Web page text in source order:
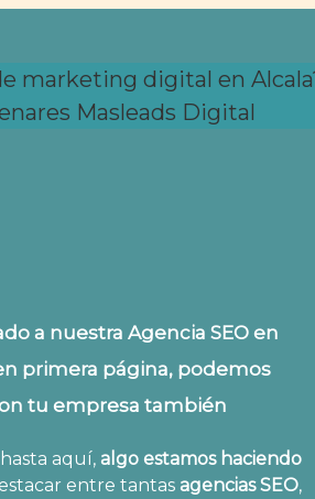
a nuestra Agencia SEO en
primera página, podemos
tu empresa también
aquí, algo estamos haciendo
entre tantas agencias SEO,